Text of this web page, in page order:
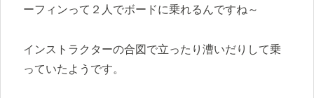
ーフィンって２人でボードに乗れるんですね～
インストラクターの合図で立ったり漕いだりして乗
っていたようです。